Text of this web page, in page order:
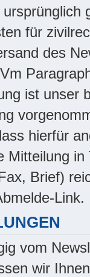
für
des
ist unser
hierfür
Mitteilung
Brief)
Link.
vom
wir